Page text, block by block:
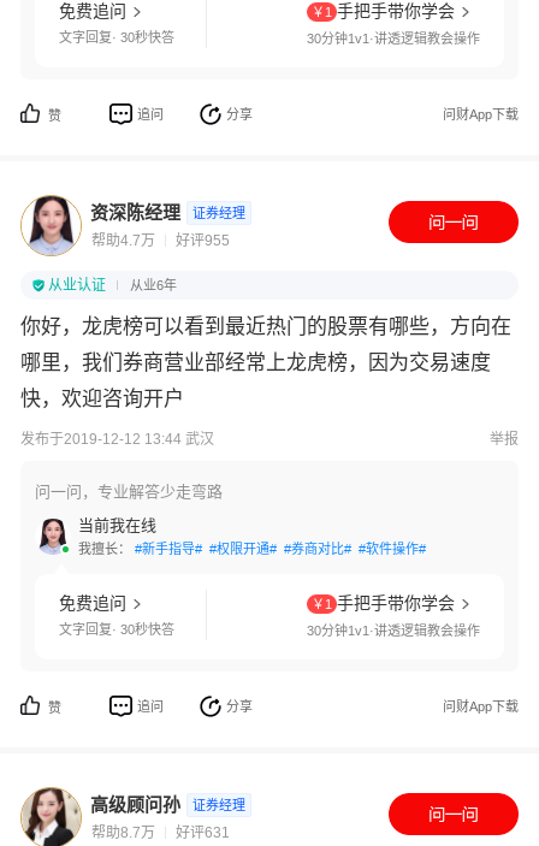
免费追问
文字回复· 30秒快答
￥1 手把手带你学会
30分钟1v1·讲透逻辑教会操作
赞 追问 分享 问财App下载
资深陈经理 证券经理
帮助4.7万 好评955
从业认证 从业6年
你好，龙虎榜可以看到最近热门的股票有哪些，方向在
哪里，我们券商营业部经常上龙虎榜，因为交易速度
快，欢迎咨询开户
发布于2019-12-12 13:44 武汉 举报
问一问，专业解答少走弯路
当前我在线
我擅长： #新手指导# #权限开通# #券商对比# #软件操作#
免费追问
文字回复· 30秒快答
￥1 手把手带你学会
30分钟1v1·讲透逻辑教会操作
赞 追问 分享 问财App下载
高级顾问孙 证券经理
帮助8.7万 好评631